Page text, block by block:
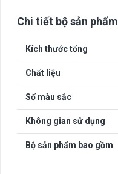
Chi tiết bộ sản phẩm
Kích thước tổng
Chất liệu
Số màu sắc
Không gian sử dụng
Bộ sản phẩm bao gồm